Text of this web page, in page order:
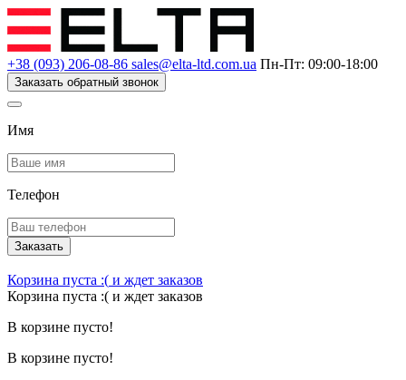
+38 (093) 206-08-86 sales@elta-ltd.com.ua Пн-Пт: 09:00-18:00
Заказать обратный звонок
Имя
Телефон
Заказать
Корзина пуста :( и ждет заказов
Корзина пуста :( и ждет заказов
В корзине пусто!
В корзине пусто!